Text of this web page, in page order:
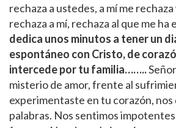
rechaza a ustedes, a mí me rechaza
rechaza a mí, rechaza al que me ha
dedica unos minutos a tener un
espontáneo con Cristo, de
intercede por tu familia……..
misterio de amor, frente al
experimentaste en tu corazón, nos
palabras. Nos sentimos impotentes